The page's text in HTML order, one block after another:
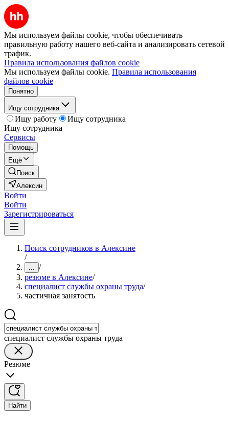
Мы используем файлы cookie, чтобы обеспечивать
правильную работу нашего веб-сайта и анализировать сетевой
трафик.
Правила использования файлов cookie
Мы используем файлы cookie. Правила использования
файлов cookie
Понятно
Ищу сотрудника
Ищу работу
Ищу сотрудника
Ищу сотрудника
Сервисы
Помощь
Ещё
Поиск
Алексин
Войти
Войти
Зарегистрироваться
Поиск сотрудников в Алексине
/
... /
резюме в Алексине/
специалист службы охраны труда/
частичная занятость
специалист службы охраны труда
Резюме
Найти